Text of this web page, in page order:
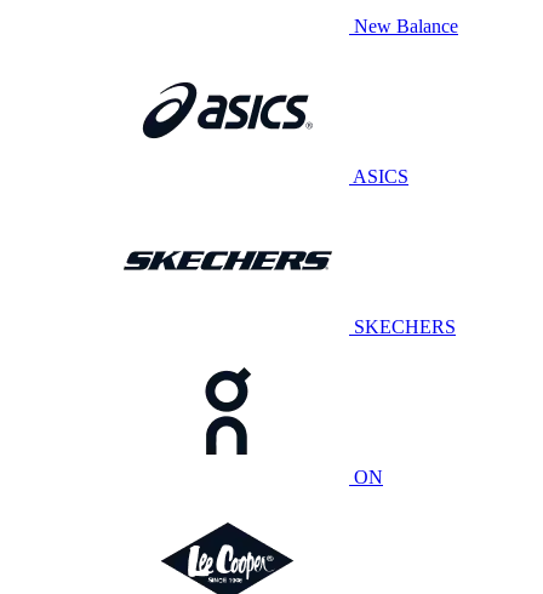
New Balance
ASICS
SKECHERS
ON